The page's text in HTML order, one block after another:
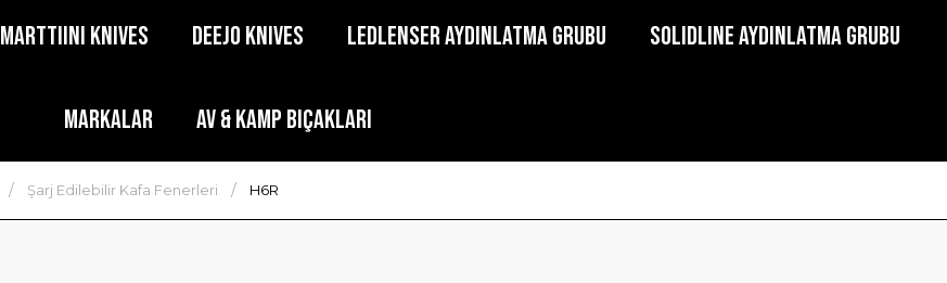
MARTTIINI KNIVES DEEJO KNIVES LEDLENSER AYDINLATMA GRUBU SOLIDLINE AYDINLATMA GRUBU
MARKALAR AV & KAMP BIÇAKLARI
Şarj Edilebilir Kafa Fenerleri H6R